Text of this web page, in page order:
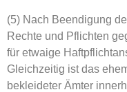
(5) Nach Beendigung
Rechte und Pflichten
für etwaige
Gleichzeitig ist das
bekleideter Ämter